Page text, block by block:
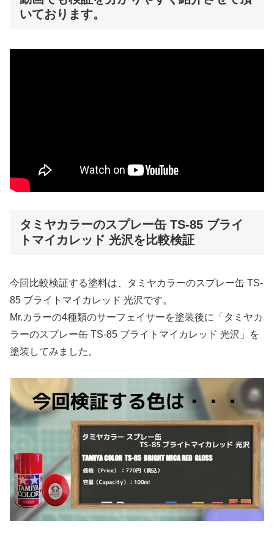
いております。
タミヤカラーのスプレー缶 TS-85 ブライ
トマイカレッド 光沢を比較検証
今回比較検証する塗料は、タミヤカラーのスプレー缶 TS-
85 ブライトマイカレッド 光沢です。
Mr.カラーの4種類のサーフェイサーを塗装後に「タミヤカ
ラーのスプレー缶 TS-85 ブライトマイカレッド 光沢」を
塗装してみました。